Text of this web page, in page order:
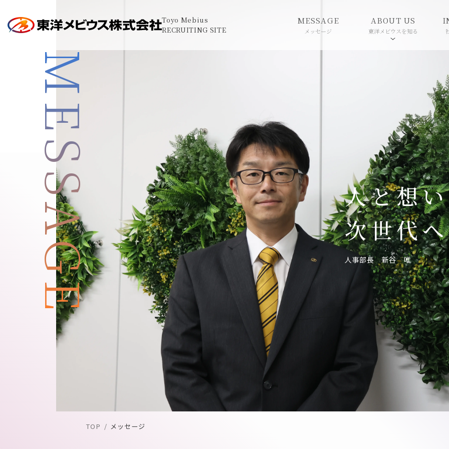
Toyo Mebius
RECRUITING SITE
MESSAGE
メッセージ
ABOUT US
東洋メビウスを知る
人と想
次世代
人事部長 新谷 唯
MESSAGE
TOP メッセージ